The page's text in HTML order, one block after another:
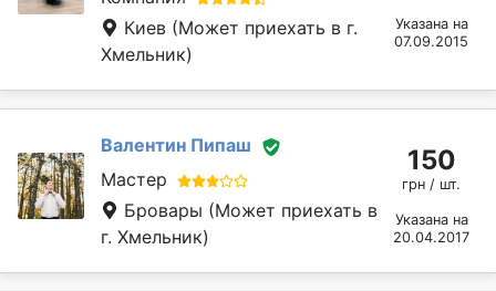
Киев (Может приехать в г.
Хмельник)
Указана на
07.09.2015
Валентин Пипаш
Мастер
Бровары (Может приехать в
г. Хмельник)
150
грн / шт.
Указана на
20.04.2017